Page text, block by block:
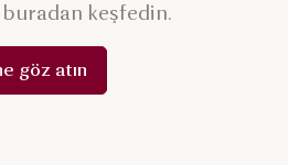
keşfedin.
göz atın